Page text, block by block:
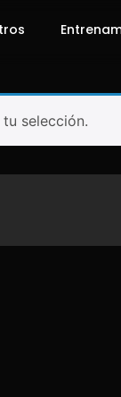
selección.